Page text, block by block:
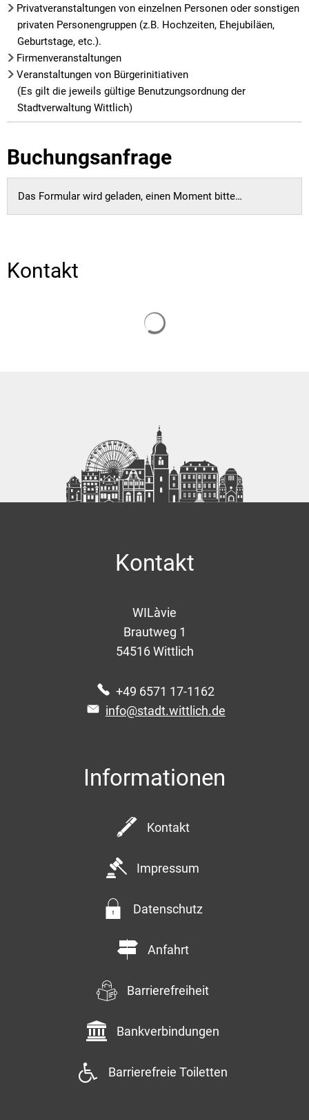
Privatveranstaltungen von einzelnen Personen oder sonstigen
privaten Personengruppen (z.B. Hochzeiten, Ehejubiläen,
Geburtstage, etc.).
Firmenveranstaltungen
Veranstaltungen von Bürgerinitiativen
(Es gilt die jeweils gültige Benutzungsordnung der
Stadtverwaltung Wittlich)
Buchungsanfrage
Das Formular wird geladen, einen Moment bitte…
Kontakt
Kontakt
WILàvie
Brautweg 1
54516 Wittlich
+49 6571 17-1162
info@stadt.wittlich.de
Informationen
Kontakt
Impressum
Datenschutz
Anfahrt
Barrierefreiheit
Bankverbindungen
Barrierefreie Toiletten